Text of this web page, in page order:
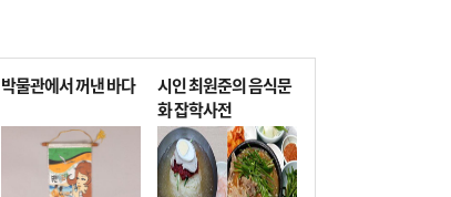
박물관에서 꺼낸 바다
시인 최원준의 음식문
화 잡학사전